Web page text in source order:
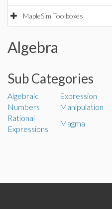
MapleSim Toolboxes
Algebra
Sub Categories
Algebraic
Numbers
Expression
Manipulation
Rational
Expressions
Magma